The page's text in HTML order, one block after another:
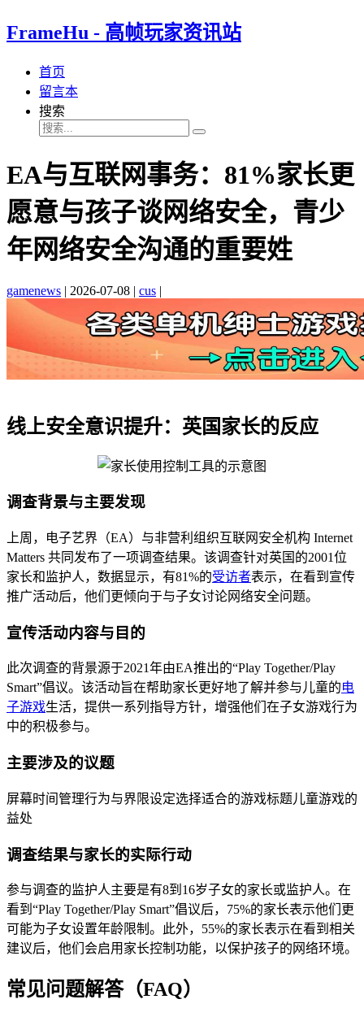
FrameHu - 高帧玩家资讯站
首页
留言本
搜索
EA与互联网事务：81%家长更
愿意与孩子谈网络安全，青少
年网络安全沟通的重要姓
gamenews | 2026-07-08 | cus |
线上安全意识提升：英国家长的反应
调查背景与主要发现
上周，电子艺界（EA）与非营利组织互联网安全机构 Internet
Matters 共同发布了一项调查结果。该调查针对英国的2001位
家长和监护人，数据显示，有81%的受访者表示，在看到宣传
推广活动后，他们更倾向于与子女讨论网络安全问题。
宣传活动内容与目的
此次调查的背景源于2021年由EA推出的“Play Together/Play
Smart”倡议。该活动旨在帮助家长更好地了解并参与儿童的电
子游戏生活，提供一系列指导方针，增强他们在子女游戏行为
中的积极参与。
主要涉及的议题
屏幕时间管理行为与界限设定选择适合的游戏标题儿童游戏的
益处
调查结果与家长的实际行动
参与调查的监护人主要是有8到16岁子女的家长或监护人。在
看到“Play Together/Play Smart”倡议后，75%的家长表示他们更
可能为子女设置年龄限制。此外，55%的家长表示在看到相关
建议后，他们会启用家长控制功能，以保护孩子的网络环境。
常见问题解答（FAQ）